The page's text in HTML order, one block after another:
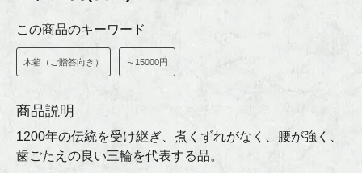
この商品のキーワード
木箱（ご贈答向き） ～15000円
商品説明
1200年の伝統を受け継ぎ、煮くずれがなく、腰が強く、
歯ごたえの良い三輪を代表する品。